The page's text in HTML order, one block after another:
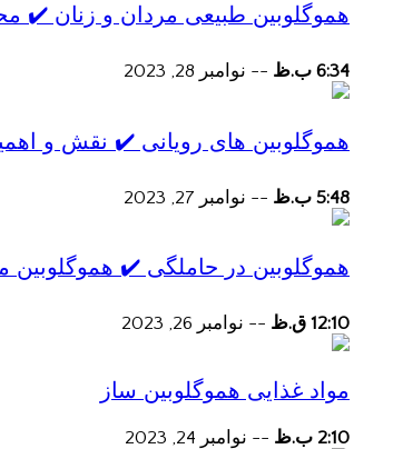
هموگلوبین طبیعی مردان و زنان ✔️
6:34 ب.ظ -- نوامبر 28, 2023
هموگلوبین های رویانی ✔️ نقش و
5:48 ب.ظ -- نوامبر 27, 2023
هموگلوبین در حاملگی ✔️ هموگلوبین
12:10 ق.ظ -- نوامبر 26, 2023
مواد غذایی هموگلوبین ساز
2:10 ب.ظ -- نوامبر 24, 2023